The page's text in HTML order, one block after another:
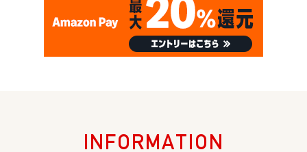
INFORMATION